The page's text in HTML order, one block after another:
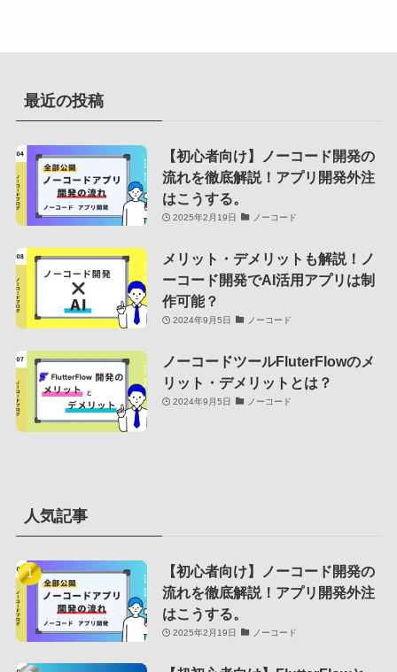
最近の投稿
【初心者向け】ノーコード開発の
流れを徹底解説！アプリ開発外注
はこうする。
2025年2月19日 ノーコード
メリット・デメリットも解説！ノ
ーコード開発でAI活用アプリは制
作可能？
2024年9月5日 ノーコード
ノーコードツールFluterFlowのメ
リット・デメリットとは？
2024年9月5日 ノーコード
人気記事
【初心者向け】ノーコード開発の
流れを徹底解説！アプリ開発外注
はこうする。
2025年2月19日 ノーコード